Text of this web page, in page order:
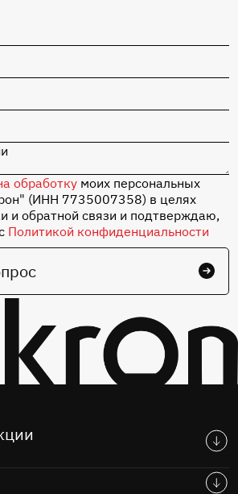
обработку моих персональных
(ИНН 7735007358) в целях
и обратной связи и подтверждаю,
Политикой конфиденциальности